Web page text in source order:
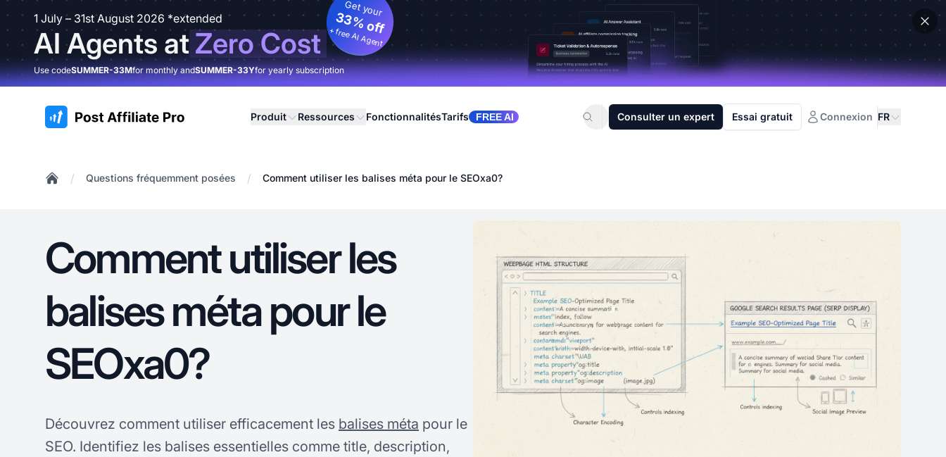
1 July – 31st August 2026 *extended
AI Agents atZero Cost
Get your
33% off
+ free AI Agent
Use codeSUMMER-33Mfor monthly andSUMMER-33Yfor yearly subscription
:site.title Produit Ressources FonctionnalitésTarifs FREE AI Consulter un expert Essai gratuit Connexion FR
/ Questions fréquemment posées / Comment utiliser les balises méta pour le SEOxa0?
Comment utiliser les
balises méta pour le
SEOxa0?
Découvrez comment utiliser efficacement les balises méta pour le
SEO. Identifiez les balises essentielles comme title, description,